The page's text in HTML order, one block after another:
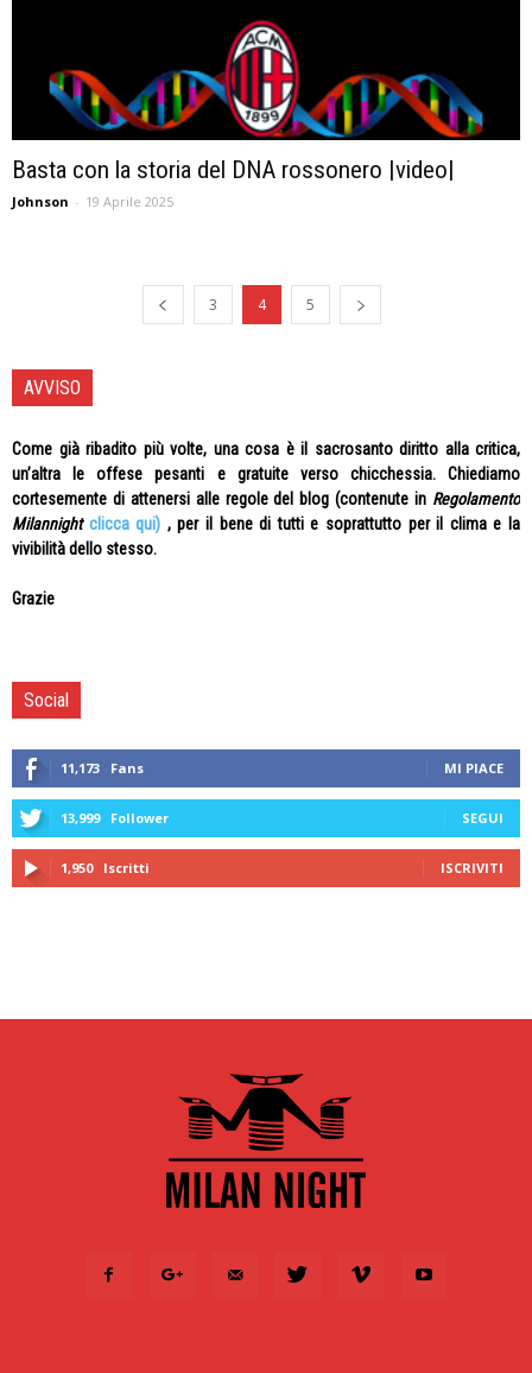
Basta con la storia del DNA rossonero |video|
Johnson - 19 Aprile 2025
3 4 5
AVVISO
Come già ribadito più volte, una cosa è il sacrosanto diritto alla critica,
un’altra le offese pesanti e gratuite verso chicchessia. Chiediamo
cortesemente di attenersi alle regole del blog (contenute in Regolamento
Milannight clicca qui) , per il bene di tutti e soprattutto per il clima e la
vivibilità dello stesso.
Grazie
Social
11,173 Fans MI PIACE
13,999 Follower SEGUI
1,950 Iscritti ISCRIVITI